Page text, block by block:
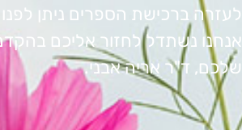
לעזרה ברכישת הספרים ניתן
אנחנו נשתדל לחזור אליכם
שלכם, ד"ר אריה אבני.